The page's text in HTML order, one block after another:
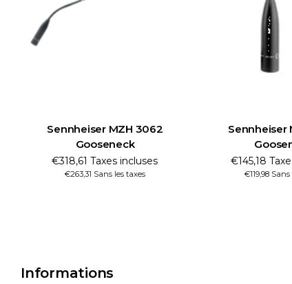
Sennheiser MZH 3062
Gooseneck
€318,61 Taxes incluses
€263,31 Sans les taxes
Sennheiser
€145,18
€119,98
Informations